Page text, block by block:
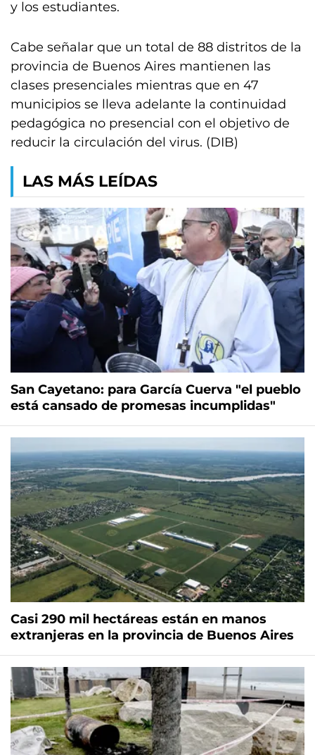
y los estudiantes.
Cabe señalar que un total de 88 distritos de la
provincia de Buenos Aires mantienen las
clases presenciales mientras que en 47
municipios se lleva adelante la continuidad
pedagógica no presencial con el objetivo de
reducir la circulación del virus. (DIB)
LAS MÁS LEÍDAS
San Cayetano: para García Cuerva "el pueblo
está cansado de promesas incumplidas"
Casi 290 mil hectáreas están en manos
extranjeras en la provincia de Buenos Aires